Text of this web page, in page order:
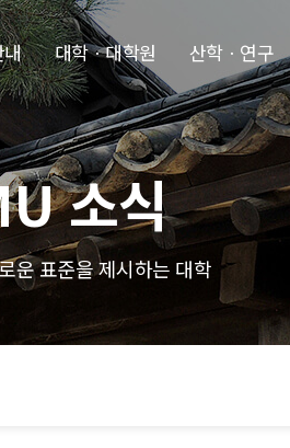
메뉴 바로가기
내용 바로가기
터 바로가기
대학ㆍ대학원 산학ㆍ연구
소식
운 표준을 제시하는 대학